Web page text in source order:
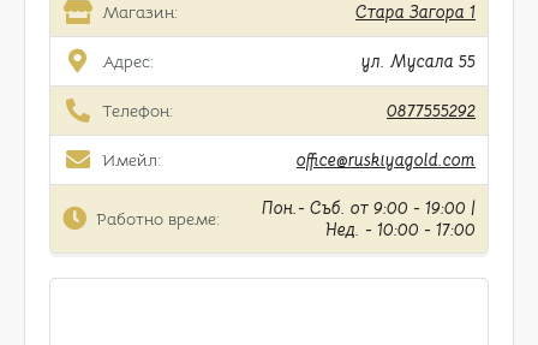
Магазин: Стара Загора 1
Адрес: ул. Мусала 55
Телефон: 0877555292
Имейл: office@ruskiyagold.com
Работно време:
Пон.- Съб. от 9:00 - 19:00 |
Нед. - 10:00 - 17:00